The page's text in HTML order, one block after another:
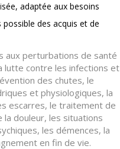
adaptée aux besoins
des acquis et de
aux perturbations de santé
lutte contre les infections et
des chutes, le
et physiologiques, la
escarres, le traitement de
douleur, les situations
les démences, la
en fin de vie.